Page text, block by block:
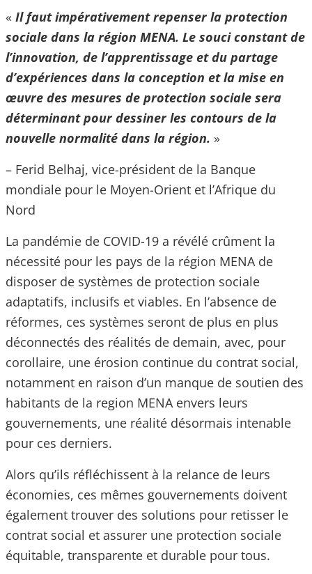
« Il faut impérativement repenser la protection
sociale dans la région MENA. Le souci constant de
l’innovation, de l’apprentissage et du partage
d’expériences dans la conception et la mise en
œuvre des mesures de protection sociale sera
déterminant pour dessiner les contours de la
nouvelle normalité dans la région. »
– Ferid Belhaj, vice-président de la Banque
mondiale pour le Moyen-Orient et l’Afrique du
Nord
La pandémie de COVID-19 a révélé crûment la
nécessité pour les pays de la région MENA de
disposer de systèmes de protection sociale
adaptatifs, inclusifs et viables. En l’absence de
réformes, ces systèmes seront de plus en plus
déconnectés des réalités de demain, avec, pour
corollaire, une érosion continue du contrat social,
notamment en raison d’un manque de soutien des
habitants de la region MENA envers leurs
gouvernements, une réalité désormais intenable
pour ces derniers.
Alors qu’ils réfléchissent à la relance de leurs
économies, ces mêmes gouvernements doivent
également trouver des solutions pour retisser le
contrat social et assurer une protection sociale
équitable, transparente et durable pour tous.